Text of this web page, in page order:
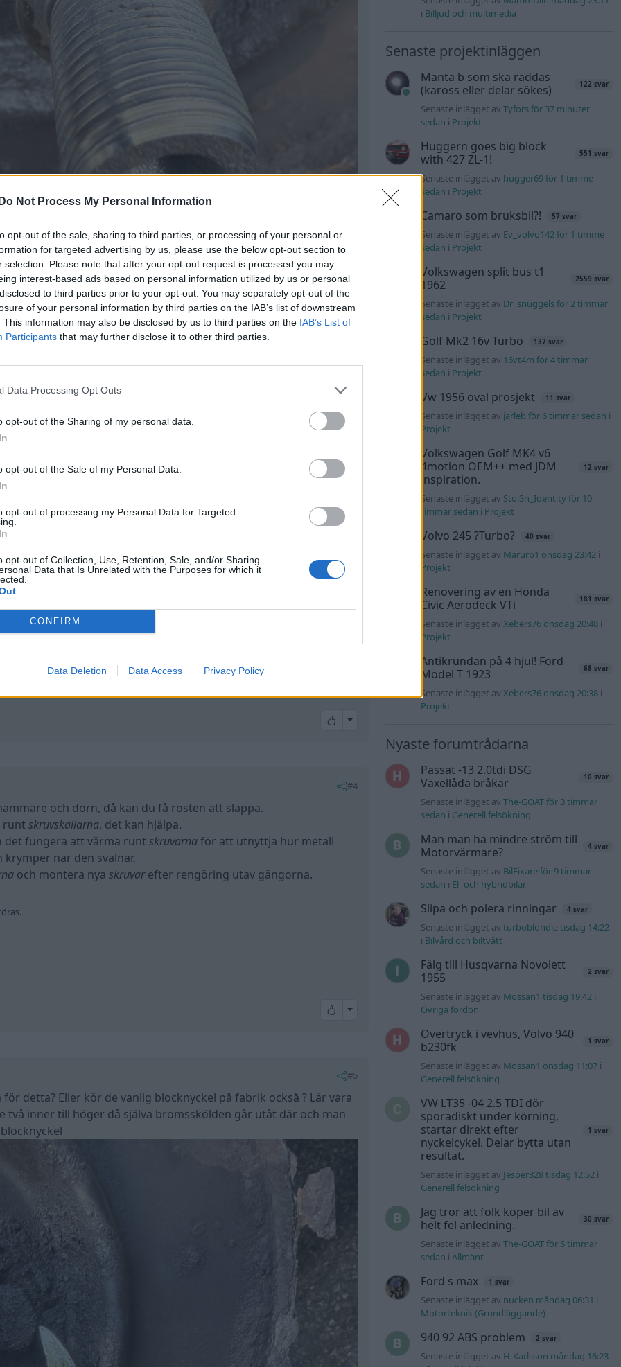
Do Not Process My Personal Information
opt-out of the sale, sharing to third parties, or processing of your personal or
for targeted advertising by us, please use the below opt-out section to
selection. Please note that after your opt-out request is processed you may
interest-based ads based on personal information utilized by us or personal
to third parties prior to your opt-out. You may separately opt-out of the
of your personal information by third parties on the IAB’s list of downstream
This information may also be disclosed by us to third parties on the IAB’s List of
Participants that may further disclose it to other third parties.
Data Processing Opt Outs
opt-out of the Sharing of my personal data.
opt-out of the Sale of my Personal Data.
opt-out of processing my Personal Data for Targeted
opt-out of Collection, Use, Retention, Sale, and/or Sharing
Data that Is Unrelated with the Purposes for which it
CONFIRM
Data Deletion Data Access Privacy Policy
All reactions
på bultarna så dom knäcker rosten runt sen är det bara att
val om du ska ta bort dom
dra dom utan jag föredrar att slå till på nyckeln med handflatan
är risken större att man skadar skruvar eller drar av dom är min
på min polo 1.6tdi dom där äter bromskivor bak tyvärr..
det men dom slår sig ofta..
under 2k för allt nytt är okej pris så spelar ju inte skit stor roll
Seat Arosa (1999) Volvo V70 D5 (2002)
All reactions
#4
och dorn, då kan du få rosten att släppa.
runtskruvskallarna, det kan hjälpa.
det fungera att värma runtskruvarnaför att utnyttja hur metall
när den svalnar.
och montera nyaskruvarefter rengöring utav gängorna.
All reactions
#5
detta? Eller kör de vanlig blocknyckel på fabrik också ? Lär vara
två inner till höger då själva bromsskölden går utåt där och man
i Billjud och multimedia
Senaste projektinläggen
Manta b som ska räddas
(kaross eller delar sökes)
122 svar
Senaste inlägget avTyfors för 37 minuter
sedan i Projekt
Huggern goes big block
with 427 ZL-1!
551 svar
Senaste inlägget av hugger69 för 1 timme
sedan i Projekt
Camaro som bruksbil?! 57 svar
Senaste inlägget av Ev_volvo142 för 1 timme
sedan i Projekt
Volkswagen split bus t1
1962
2559 svar
Senaste inlägget av Dr_snuggels för 2 timmar
sedan i Projekt
Golf Mk2 16v Turbo 137 svar
Senaste inlägget av 16vt4m för 4 timmar
sedan i Projekt
Vw 1956 oval prosjekt 11 svar
Senaste inlägget av jarleb för 6 timmar sedan i
Projekt
Volkswagen Golf MK4 v6
4motion OEM++ med JDM
inspiration.
12 svar
Senaste inlägget av Stol3n_Identity för 10
timmar sedan i Projekt
Volvo 245 ?Turbo? 40 svar
Senaste inlägget av Marurb1 onsdag 23:42 i
Projekt
Renovering av en Honda
Civic Aerodeck VTi
181 svar
Senaste inlägget avXebers76 onsdag 20:48 i
Projekt
Antikrundan på 4 hjul! Ford
Model T 1923
68 svar
Senaste inlägget avXebers76 onsdag 20:38 i
Projekt
Nyaste forumtrådarna
Passat -13 2.0tdi DSG
Växellåda bråkar
10 svar
Senaste inlägget avThe-GOAT för 3 timmar
sedan i Generell felsökning
Man man ha mindre ström till
Motorvärmare?
4 svar
Senaste inlägget av BilFixare för 9 timmar
sedan i El- och hybridbilar
Slipa och polera rinningar 4 svar
Senaste inlägget avturboblondie tisdag 14:22
i Bilvård och biltvätt
Fälg till Husqvarna Novolett
1955
2 svar
Senaste inlägget av Mossan1 tisdag 19:42 i
Övriga fordon
Övertryck i vevhus, Volvo 940
b230fk
1 svar
Senaste inlägget av Mossan1 onsdag 11:07 i
Generell felsökning
VW LT35 -04 2.5 TDI dör
sporadiskt under körning,
startar direkt efter
nyckelcykel. Delar bytta utan
resultat.
1 svar
Senaste inlägget av Jesper328 tisdag 12:52 i
Generell felsökning
Jag tror att folk köper bil av
helt fel anledning.
30 svar
Senaste inlägget avThe-GOAT för 5 timmar
sedan iAllmänt
Ford s max 1 svar
Senaste inlägget av nucken måndag 06:31 i
Motorteknik (Grundläggande)
940 92 ABS problem 2 svar
Senaste inlägget av H-Karlsson måndag 16:23